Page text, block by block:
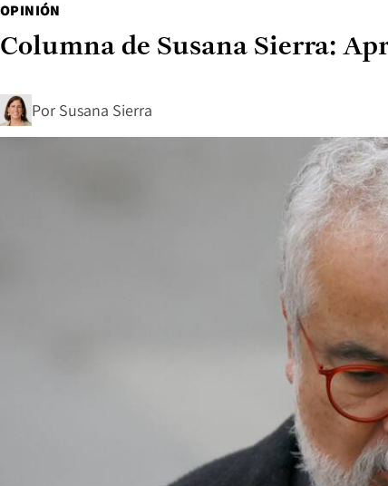
OPINIÓN
Columna de Susana Sierra:
Por Susana Sierra